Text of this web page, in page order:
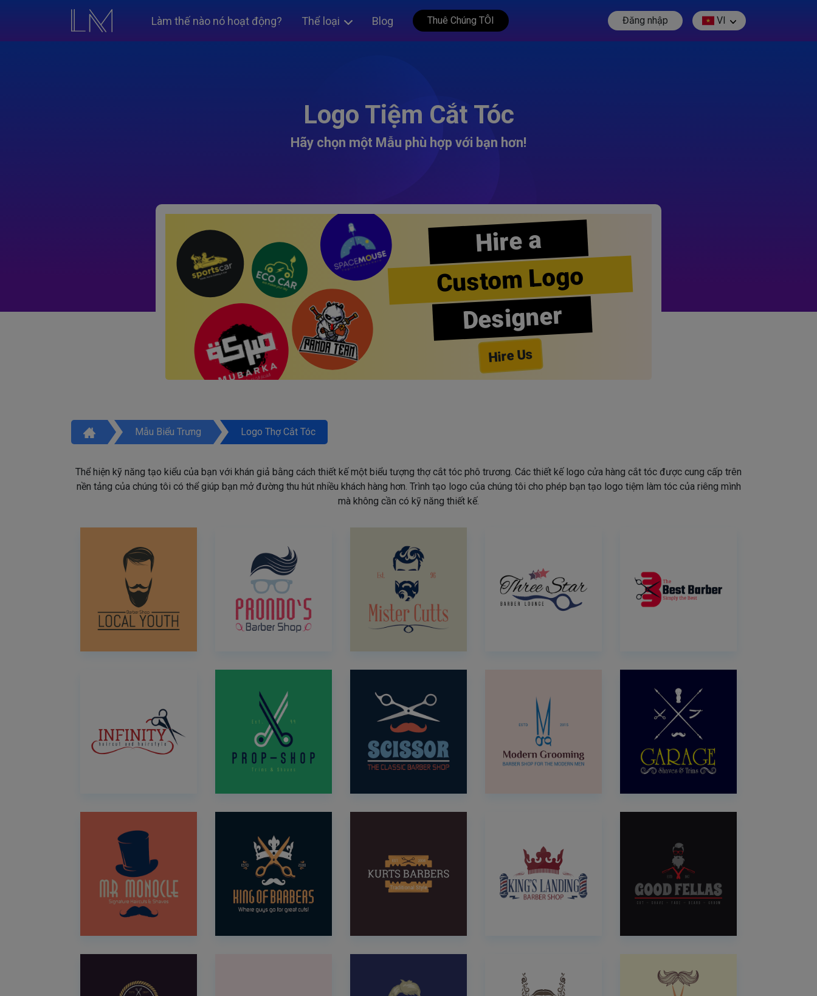
Làm thế nào nó hoạt động? Thể loại Blog Thuê Chúng TÔI Đăng nhập VI
Logo Tiệm Cắt Tóc
Hãy chọn một Mẫu phù hợp với bạn hơn!
Hire a
Custom Logo
Designer
Hire Us
Mẫu Biểu Trưng Logo Thợ Cắt Tóc
Thể hiện kỹ năng tạo kiểu của bạn với khán giả bằng cách thiết kế một biểu tượng thợ cắt tóc phô trương. Các thiết kế logo cửa hàng cắt tóc được cung cấp trên
nền tảng của chúng tôi có thể giúp bạn mở đường thu hút nhiều khách hàng hơn. Trình tạo logo của chúng tôi cho phép bạn tạo logo tiệm làm tóc của riêng mình
mà không cần có kỹ năng thiết kế.